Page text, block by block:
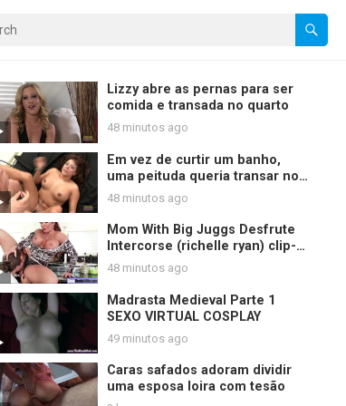
Lizzy abre as pernas para ser
comida e transada no quarto
48 minutos ago
Em vez de curtir um banho,
uma peituda queria transar no
quarto
48 minutos ago
Mom With Big Juggs Desfrute
Intercorse (richelle ryan) clip-
25
48 minutos ago
Madrasta Medieval Parte 1
SEXO VIRTUAL COSPLAY
49 minutos ago
Caras safados adoram dividir
uma esposa loira com tesão